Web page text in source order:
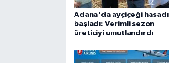
Adana'da ayçiçeği hasadı
başladı: Verimli sezon
üreticiyi umutlandırdı